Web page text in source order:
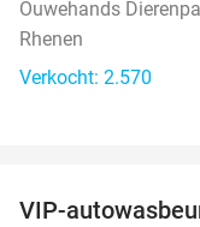
Ouwehands
Rhenen
Verkocht: 2.570
VIP-